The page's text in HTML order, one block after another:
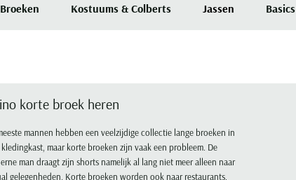
Broeken Kostuums & Colberts Jassen Basics
korte broek heren
mannen hebben een veelzijdige collectie lange broeken in
maar korte broeken zijn vaak een probleem. De
man draagt zijn shorts namelijk al lang niet meer alleen naar
gelegenheden. Korte broeken worden ook naar restaurants,